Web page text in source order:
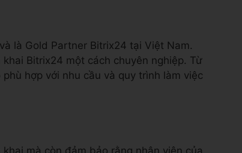
là Gold Partner Bitrix24 tại Việt Nam.
Bitrix24 một cách chuyên nghiệp. Từ
hợp với nhu cầu và quy trình làm việc